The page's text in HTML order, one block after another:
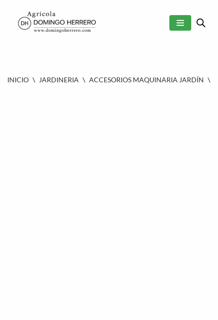
SALTAR
INICIO \ JARDINERIA \ ACCESORIOS MAQUINARIA JARDÍN \